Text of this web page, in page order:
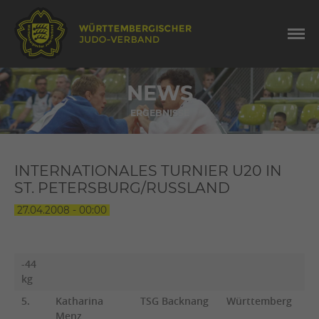
NEWS
ERGEBNISSE
INTERNATIONALES TURNIER U20 IN
ST. PETERSBURG/RUSSLAND
27.04.2008 - 00:00
-44
kg
5.
Katharina
Menz
TSG Backnang Württemberg